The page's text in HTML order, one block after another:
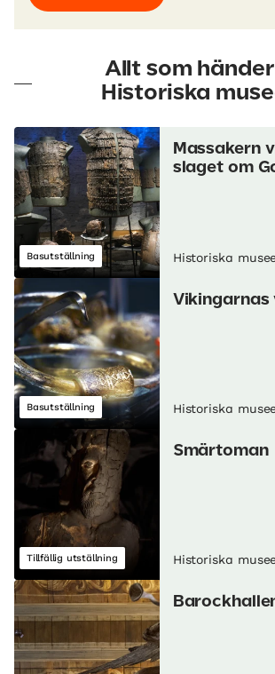
Allt som
Historiska
Basutställning
Massakern
slaget om
Historiska
Basutställning
Vikingarnas
Historiska
Tillfällig utställning
Smärtoman
Historiska